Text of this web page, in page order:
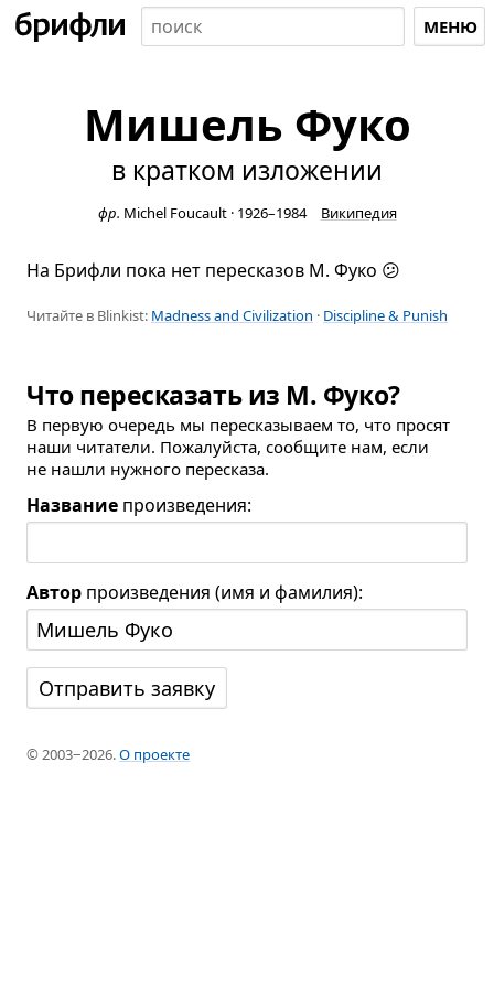
МЕНЮ
Мишель Фуко
в кратком изложении
фр. Michel Foucault· 1926–1984 Википедия
На Брифли пока нет пересказов М. Фуко 😕
Читайте в Blinkist: Madness and Civilization · Discipline & Punish
Что пересказать из М. Фуко?
В первую очередь мы пересказываем то, что просят
наши читатели. Пожалуйста, сообщите нам, если
не нашли нужного пересказа.
Название произведения:
Автор произведения (имя и фамилия):
© 2003−2026.О проекте